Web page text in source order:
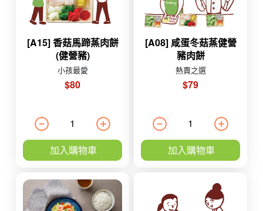
[A15] 香菇馬蹄蒸肉餅
(健營豬)
小孩最愛
$80
加入購物車
[A08] 咸蛋冬菇蒸健營
豬肉餅
熱賣之選
$79
加入購物車